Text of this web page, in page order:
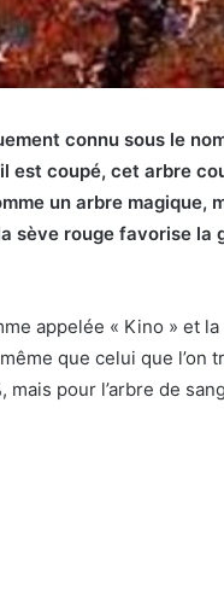
connu sous le
est coupé, cet arbre
un arbre magique,
sève rouge favorise
appelée « Kino » et
que celui que
mais pour l’arbre de